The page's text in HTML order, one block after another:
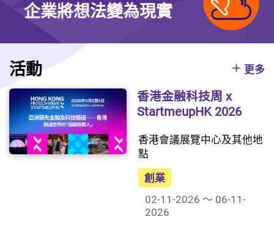
企業將想法變為現實
活動 更多
香港金融科技周 x
StartmeupHK 2026
香港會議展覽中心及其他地
點
創業
02-11-2026 ～ 06-11-
2026